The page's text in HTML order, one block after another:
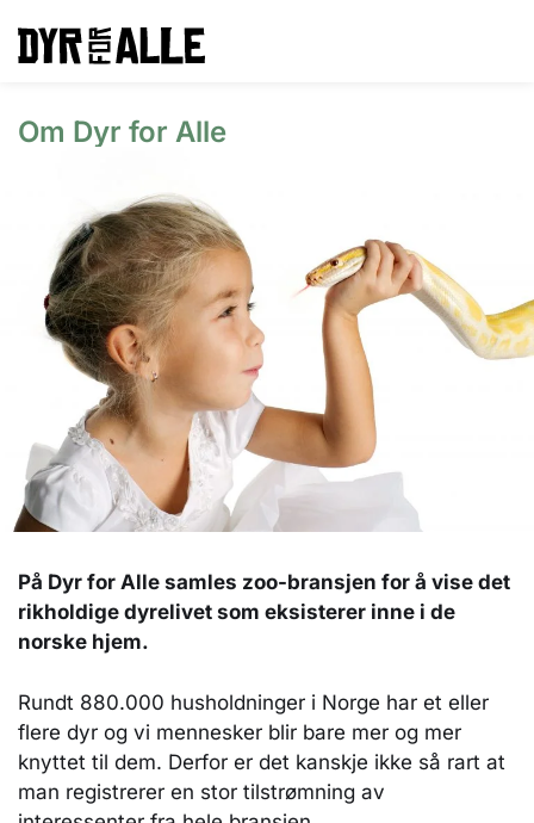
Om Dyr for Alle
På Dyr for Alle samles zoo-bransjen for å vise det
rikholdige dyrelivet som eksisterer inne i de
norske hjem.
Rundt 880.000 husholdninger i Norge har et eller
flere dyr og vi mennesker blir bare mer og mer
knyttet til dem. Derfor er det kanskje ikke så rart at
man registrerer en stor tilstrømning av